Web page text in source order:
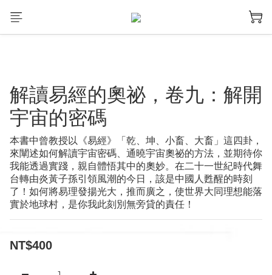
解讀易經的奧祕，卷九：解開
宇宙的密碼
本書中曾教授以《易經》「乾、坤、小畜、大畜」這四卦，
來闡述如何解讀宇宙密碼、通曉宇宙奧祕的方法，並期待你
我能透過實踐，親自體悟其中的奧妙。在二十一世紀時代舞
台轉由炎黃子孫引領風潮的今日，該是中國人甦醒的時刻
了！如何將易理發揚光大，推而廣之，使世界大同理想能落
實於地球村，是你我此刻別無旁貸的責任！
NT$400